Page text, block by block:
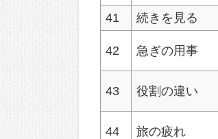
41
続きを見る
42 急ぎの用事
43 役割の違い
44 旅の疲れ